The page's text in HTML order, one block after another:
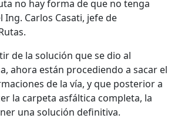
no hay forma de que no tenga
Ing. Carlos Casati, jefe de
de la solución que se dio al
ahora están procediendo a sacar el
de la vía, y que posterior a
la carpeta asfáltica completa, la
una solución definitiva.